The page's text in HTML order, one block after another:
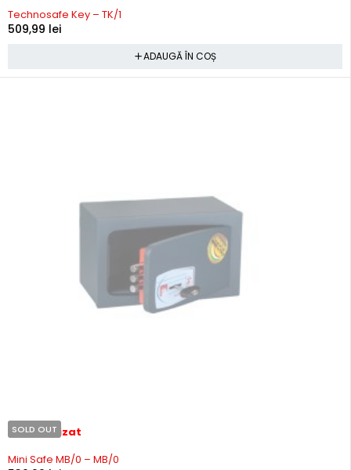
Technosafe Key – TK/1
509,99 lei
ADAUGĂ ÎN COȘ
SOLD OUT
Stoc epuizat
Mini Safe MB/0 – MB/0